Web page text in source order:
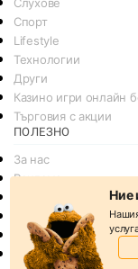
Спорт
Lifestyle
Технологии
Други
Казино игри онлайн
Търговия с акции
ПОЛЕЗНО
За нас
Реклама
Условия за споделяне
Политика за
Политика на
Ние